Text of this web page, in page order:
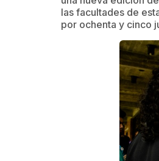
las facultades de
por ochenta y cinco